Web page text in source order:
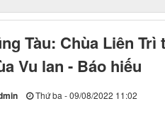
Tàu: Chùa Liên Trì
Vu lan - Báo hiếu
Thứ ba - 09/08/2022 11:02